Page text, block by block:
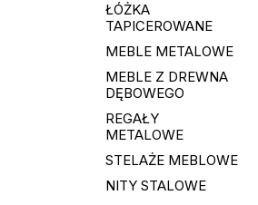
ŁÓŻKA
TAPICEROWANE
MEBLE METALOWE
MEBLE Z DREWNA
DĘBOWEGO
REGAŁY
METALOWE
STELAŻE MEBLOWE
NITY STALOWE